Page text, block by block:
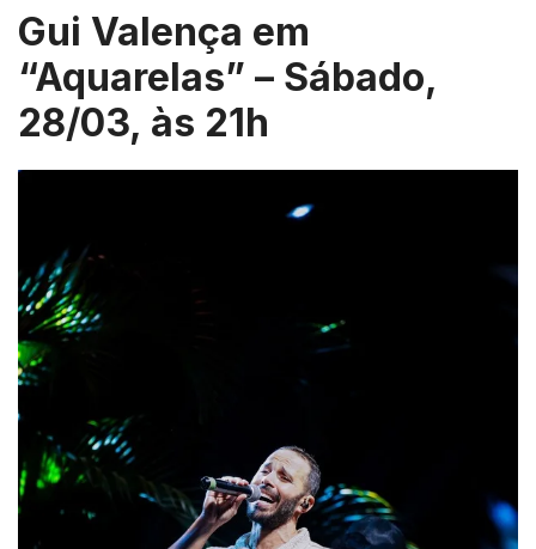
Gui Valença em
“Aquarelas” – Sábado,
28/03, às 21h